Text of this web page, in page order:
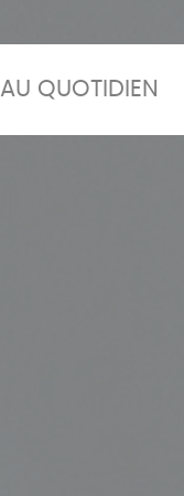
AU QUOTIDIEN